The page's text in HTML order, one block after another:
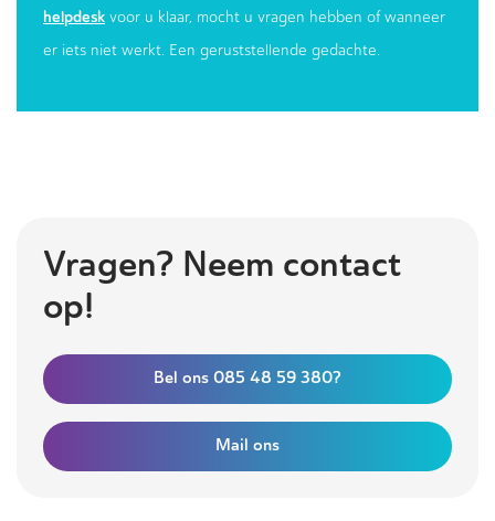
helpdesk voor u klaar, mocht u vragen hebben of wanneer
er iets niet werkt. Een geruststellende gedachte.
Vragen? Neem contact
op!
Bel ons 085 48 59 380?
Mail ons